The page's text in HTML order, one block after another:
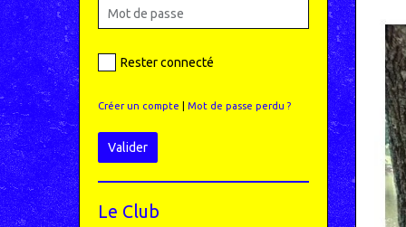
Rester connecté
Créer un compte Mot de passe perdu ?
Valider
Le Club